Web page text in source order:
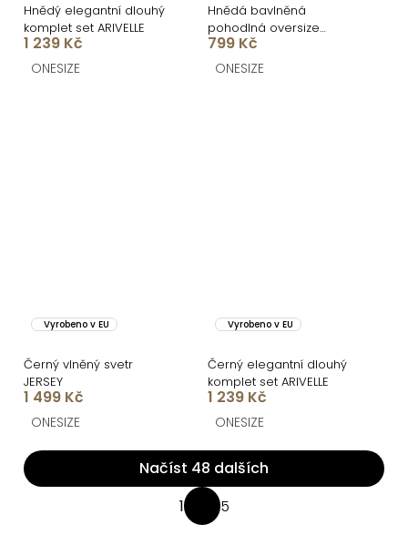
Hnědý elegantní dlouhý
komplet set ARIVELLE
1 239 Kč
ONESIZE
Hnědá bavlněná
pohodlná oversize
mikina SILKY
799 Kč
ONESIZE
Vyrobeno v EU
Černý vlněný svetr
JERSEY
1 499 Kč
ONESIZE
Vyrobeno v EU
Černý elegantní dlouhý
komplet set ARIVELLE
1 239 Kč
ONESIZE
O
v
Načíst 48 dalších
1 5